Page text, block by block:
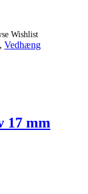
Wishlist
, Vedhæng
17 mm